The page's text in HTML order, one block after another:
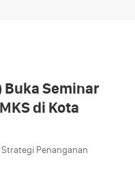
Buka Seminar
di Kota
Penanganan